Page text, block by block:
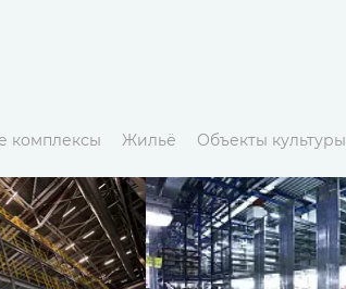
комплексы Жильё Объекты культуры